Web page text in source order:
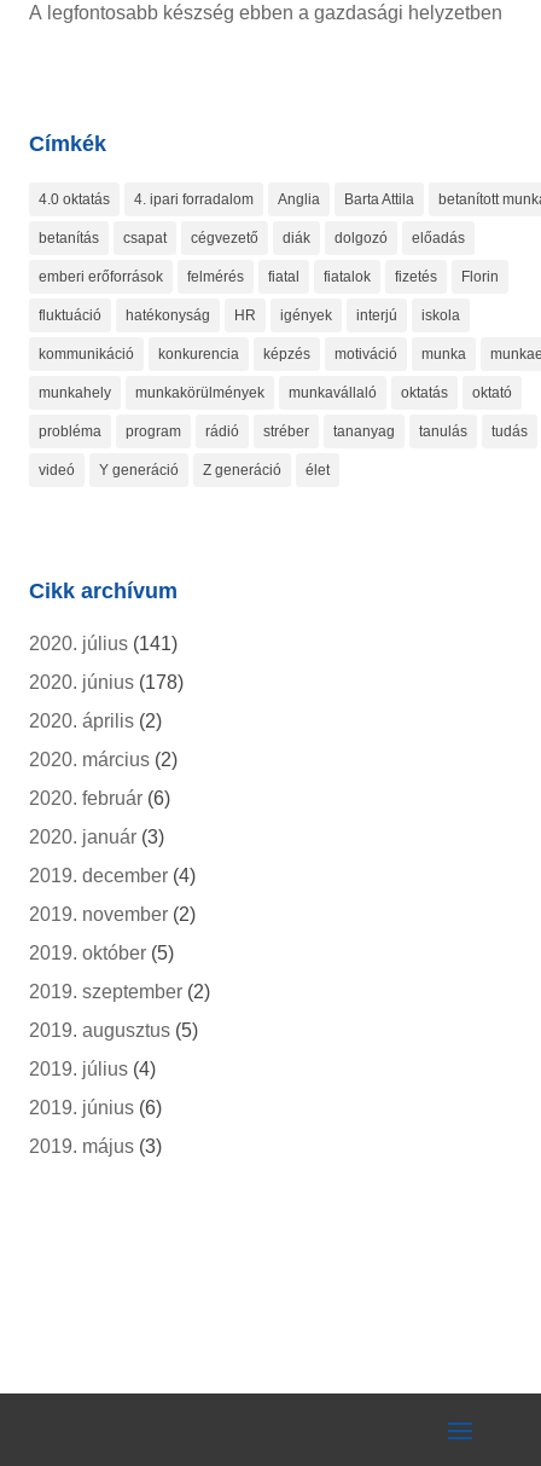
A legfontosabb készség ebben a gazdasági helyzetben
Címkék
4.0 oktatás 4. ipari forradalom Anglia Barta Attila betanított
betanítás csapat cégvezető diák dolgozó előadás
emberi erőforrások felmérés fiatal fiatalok fizetés Florin
fluktuáció hatékonyság HR igények interjú iskola
kommunikáció konkurencia képzés motiváció munka
munkahely munkakörülmények munkavállaló oktatás oktató
probléma program rádió stréber tananyag tanulás tudás
videó Y generáció Z generáció élet
Cikk archívum
2020. július (141)
2020. június (178)
2020. április (2)
2020. március (2)
2020. február (6)
2020. január (3)
2019. december (4)
2019. november (2)
2019. október (5)
2019. szeptember (2)
2019. augusztus (5)
2019. július (4)
2019. június (6)
2019. május (3)